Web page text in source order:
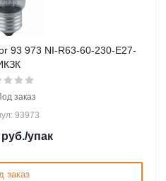
93 973 NI-R63-60-230-E27-
заказ
93973
руб./упак
заказ